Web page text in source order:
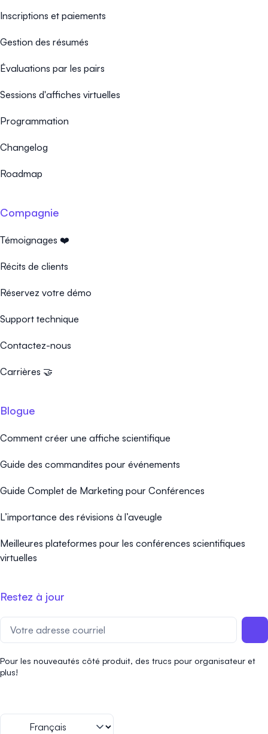
Inscriptions et paiements
Gestion des résumés
Évaluations par les pairs
Sessions d'affiches virtuelles
Programmation
Changelog
Roadmap
Compagnie
Témoignages ❤️
Récits de clients
Réservez votre démo
Support technique
Contactez-nous
Carrières 🤝
Blogue
Comment créer une affiche scientifique
Guide des commandites pour événements
Guide Complet de Marketing pour Conférences
L’importance des révisions à l’aveugle
Meilleures plateformes pour les conférences scientifiques
virtuelles
Restez à jour
Pour les nouveautés côté produit, des trucs pour organisateur et
plus!